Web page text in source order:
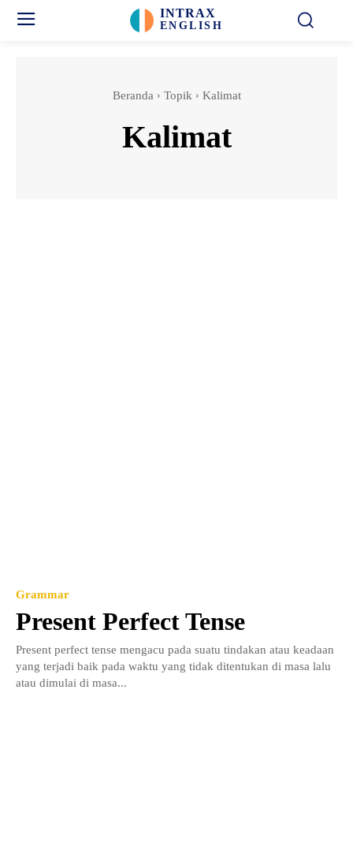
INTRAX
ENGLISH
Beranda Topik Kalimat
Kalimat
Grammar
Present Perfect Tense
Present perfect tense mengacu pada suatu tindakan atau keadaan
yang terjadi baik pada waktu yang tidak ditentukan di masa lalu
atau dimulai di masa...